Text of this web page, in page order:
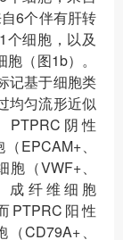
6个伴有肝转
细胞，以及
（图1b）。
记基于细胞类
均匀流形近似
阴性
EPCAM+、
（VWF+、
成纤维细胞
PTPRC阳性
CD79A+、